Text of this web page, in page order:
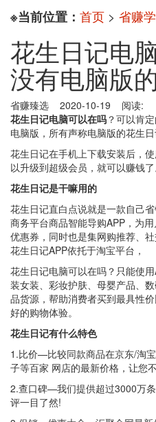
※当前位置： 首页 > 省赚
花生日记电
没有电脑版
省赚臻选 2020-10-19 阅读:
花生日记电脑可以在吗 ？可以肯
电脑版，所有声称电脑版的花生日
花生日记在手机上下载安装后，
以升级到超级会员，就可以赚钱了
花生日记是干嘛用的
花生日记直白点说就是一款自己
商务平台商品智能导购APP，为
优惠券，同时也是集网购推荐、
花生日记APP依托于淘宝平台，
花生日记电脑可以在吗？只能使
装女装、彩妆护肤、母婴产品、
品货源，帮助消费者买到最具性
好的购物体验。
花生日记有什么特色
1.比价—比较同款商品在京东/淘
子等百家 网店的最新价格，让您
2.查口碑—我们提供超过3000万
评一目了然!